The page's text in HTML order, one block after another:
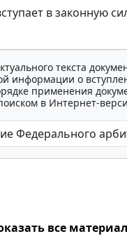
в законную
текста
информации о
применения
в Интернет-
все